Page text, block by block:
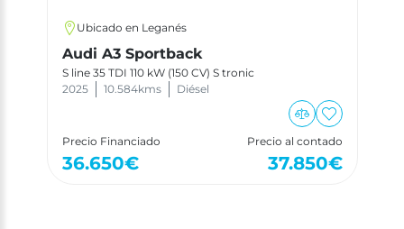
Ubicado en Leganés
Audi A3 Sportback
S line 35 TDI 110 kW (150 CV) S tronic
2025
10.584kms Diésel
Precio Financiado
36.650€
Precio al contado
37.850€